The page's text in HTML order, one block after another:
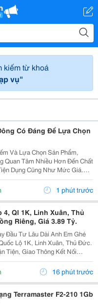
kiếm từ khoá
vụ"
Có Đáng Để Lựa Chọn
Và Lựa Chọn Sản Phẩm,
Quan Tâm Nhiều Hơn Đến Chất
Dụng Cũng Như Mức Giá.
Cáo Hoặc Thông Tin Từ
Có Xu Hướng Tìm Hiểu Thêm
1 phút trước
4, Ql 1K, Linh Xuân, Thủ
Riêng, Giá 3.89 Tỷ.
Đầu Tư Lâu Dài Anh Em Ghé
Lộ 1K, Linh Xuân, Thủ Đức.
Tiện, Giao Thông Kết Nối
Hợp Cho Khách Mua Để Giữ
Tài Sản Hoặc Cho Thuê Đều Rất Ổn Định. Thông Tin...
16 phút trước
Terramaster F2-210 1Gb